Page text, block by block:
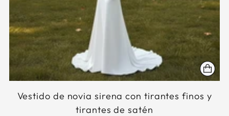
Vestido de novia sirena con tirantes finos y
tirantes de satén